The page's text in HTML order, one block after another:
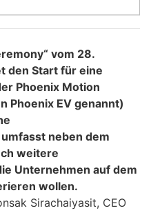
vom 28.
den Start für eine
Phoenix Motion
Phoenix EV genannt)
neben dem
weitere
Unternehmen auf dem
wollen.
Sirachaiyasit, CEO